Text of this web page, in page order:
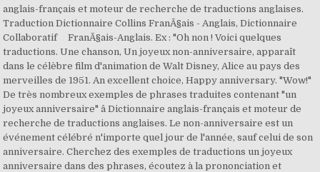
anglais-français et moteur de recherche de traductions anglaises.
Traduction Dictionnaire Collins FranÃ§ais - Anglais, Dictionnaire
Collaboratif FranÃ§ais-Anglais. Ex : "Oh non ! Voici quelques
traductions. Une chanson, Un joyeux non-anniversaire, apparaît
dans le célèbre film d'animation de Walt Disney, Alice au pays des
merveilles de 1951. An excellent choice, Happy anniversary. "Wow!"
De très nombreux exemples de phrases traduites contenant "un
joyeux anniversaire" â Dictionnaire anglais-français et moteur de
recherche de traductions anglaises. Le non-anniversaire est un
événement célébré n'importe quel jour de l'année, sauf celui de son
anniversaire. Cherchez des exemples de traductions un joyeux
anniversaire dans des phrases, écoutez à la prononciation et